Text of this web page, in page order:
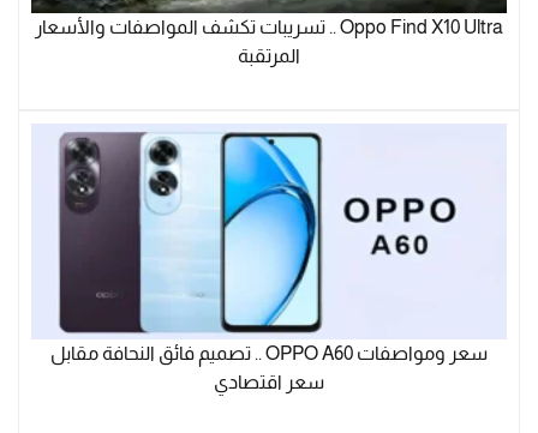
Oppo Find X10 Ultra .. تسريبات تكشف المواصفات والأسعار
المرتقبة
سعر ومواصفات OPPO A60 .. تصميم فائق النحافة مقابل
سعر اقتصادي